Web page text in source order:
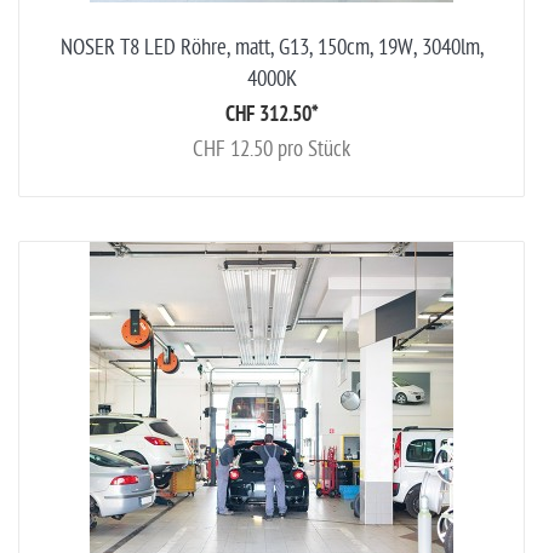
NOSER T8 LED Röhre, matt, G13, 150cm, 19W, 3040lm,
4000K
CHF 312.50*
CHF 12.50 pro Stück